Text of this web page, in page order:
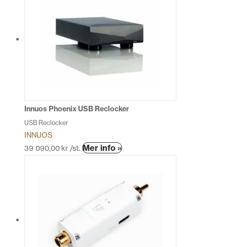
Innuos Phoenix USB Reclocker
USB Reclocker
INNUOS
39 090,00 kr /st. Mer info »Den
har
flera
varianter.
De
olika